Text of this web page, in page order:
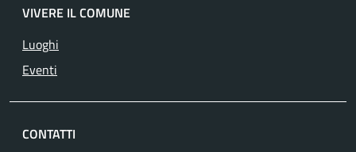
VIVERE IL COMUNE
Luoghi
Eventi
CONTATTI